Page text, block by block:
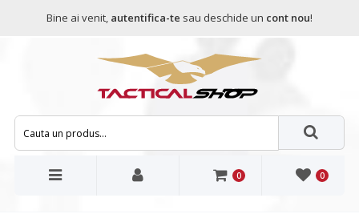
Bine ai venit, autentifica-te sau deschide un cont nou!
0 0